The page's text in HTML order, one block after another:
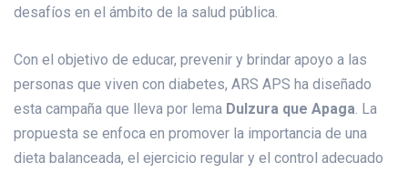
desafíos en el ámbito de la salud pública.
Con el objetivo de educar, prevenir y brindar apoyo a las
personas que viven con diabetes, ARS APS ha diseñado
esta campaña que lleva por lema Dulzura que Apaga. La
propuesta se enfoca en promover la importancia de una
dieta balanceada, el ejercicio regular y el control adecuado